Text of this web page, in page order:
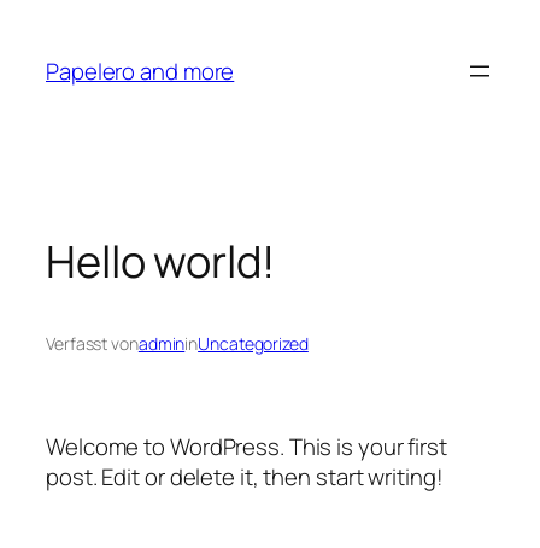
springen
Papelero and more
Hello world!
Verfasst vonadmininUncategorized
Welcome to WordPress. This is your first
post. Edit or delete it, then start writing!